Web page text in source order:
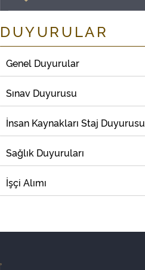
DUYURULAR
Genel Duyurular
Sınav Duyurusu
İnsan Kaynakları Staj Duyurusu
Sağlık Duyuruları
İşçi Alımı